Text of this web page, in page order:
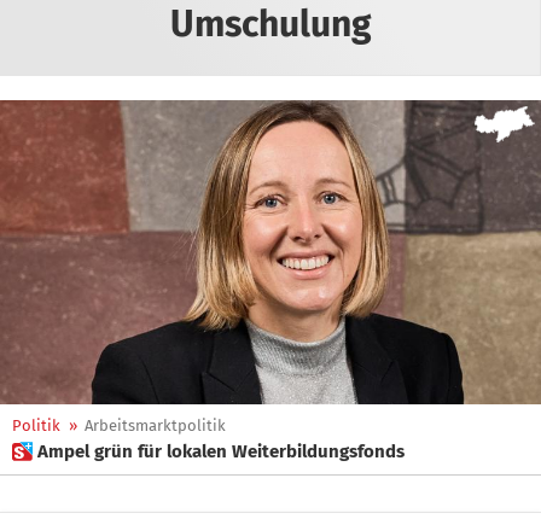
Umschulung
Politik » Arbeitsmarktpolitik
 Ampel grün für lokalen Weiterbildungsfonds